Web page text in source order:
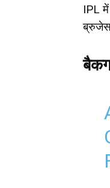
IPL
ब्रुजेस